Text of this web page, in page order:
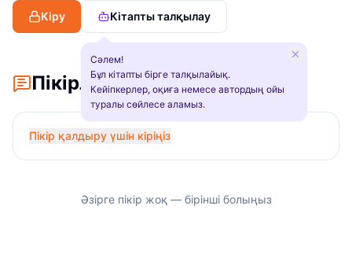
Кіру
Кітапты талқылау
Сәлем!
Бұл кітапты бірге талқылайық.
Кейіпкерлер, оқиға немесе автордың ойы
туралы сөйлесе аламыз.
Пікірлер
Пікір қалдыру үшін кіріңіз
Әзірге пікір жоқ — бірінші болыңыз